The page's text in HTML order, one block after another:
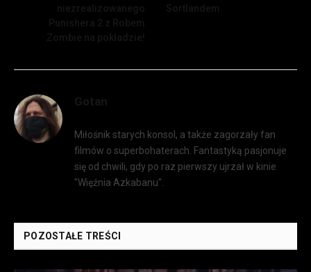
Miłośnik starych konsol, a także zagorzały fan
filmów o superbohaterach. Fantastyką pasjonuje
się od chwili, gdy po raz pierwszy ujrzał w kinie
"Więźnia Azkabanu".
POZOSTAŁE TREŚCI